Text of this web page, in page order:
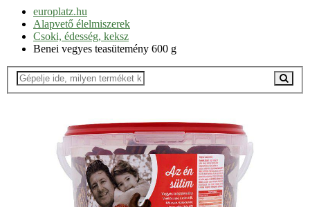
europlatz.hu
Alapvető élelmiszerek
Csoki, édesség, keksz
Benei vegyes teasütemény 600 g